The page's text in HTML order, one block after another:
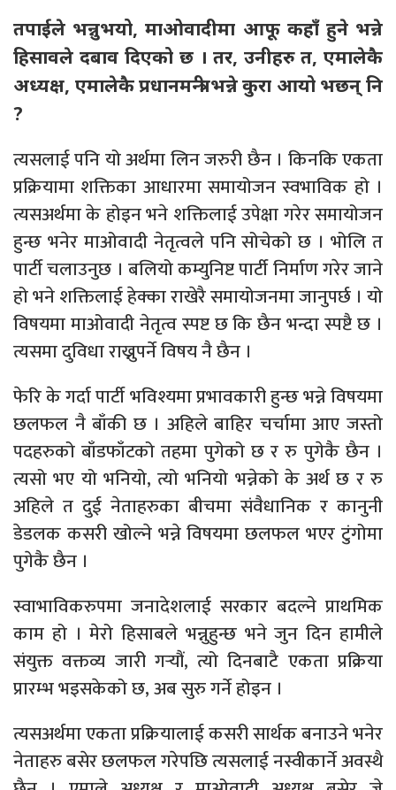
तपाईले भन्नुभयो, माओवादीमा आफू कहाँ हुने भन्ने
हिसावले दबाव दिएको छ । तर, उनीहरु त, एमालेकै
अध्यक्ष, एमालेकै प्रधानमन्त्री भन्ने कुरा आयो भछन् नि
?
त्यसलाई पनि यो अर्थमा लिन जरुरी छैन । किनकि एकता
प्रक्रियामा शक्तिका आधारमा समायोजन स्वभाविक हो ।
त्यसअर्थमा के होइन भने शक्तिलाई उपेक्षा गरेर समायोजन
हुन्छ भनेर माओवादी नेतृत्वले पनि सोचेको छ । भोलि त
पार्टी चलाउनुछ । बलियो कम्युनिष्ट पार्टी निर्माण गरेर जाने
हो भने शक्तिलाई हेक्का राखेरै समायोजनमा जानुपर्छ । यो
विषयमा माओवादी नेतृत्व स्पष्ट छ कि छैन भन्दा स्पष्टै छ ।
त्यसमा दुविधा राख्नुपर्ने विषय नै छैन ।
फेरि के गर्दा पार्टी भविश्यमा प्रभावकारी हुन्छ भन्ने विषयमा
छलफल नै बाँकी छ । अहिले बाहिर चर्चामा आए जस्तो
पदहरुको बाँडफाँटको तहमा पुगेको छ र रु पुगेकै छैन ।
त्यसो भए यो भनियो, त्यो भनियो भन्नेको के अर्थ छ र रु
अहिले त दुई नेताहरुका बीचमा संवैधानिक र कानुनी
डेडलक कसरी खोल्ने भन्ने विषयमा छलफल भएर टुंगोमा
पुगेकै छैन ।
स्वाभाविकरुपमा जनादेशलाई सरकार बदल्ने प्राथमिक
काम हो । मेरो हिसाबले भन्नुहुन्छ भने जुन दिन हामीले
संयुक्त वक्तव्य जारी गर्‍यौं, त्यो दिनबाटै एकता प्रक्रिया
प्रारम्भ भइसकेको छ, अब सुरु गर्ने होइन ।
त्यसअर्थमा एकता प्रक्रियालाई कसरी सार्थक बनाउने भनेर
नेताहरु बसेर छलफल गरेपछि त्यसलाई नस्वीकार्ने अवस्थै